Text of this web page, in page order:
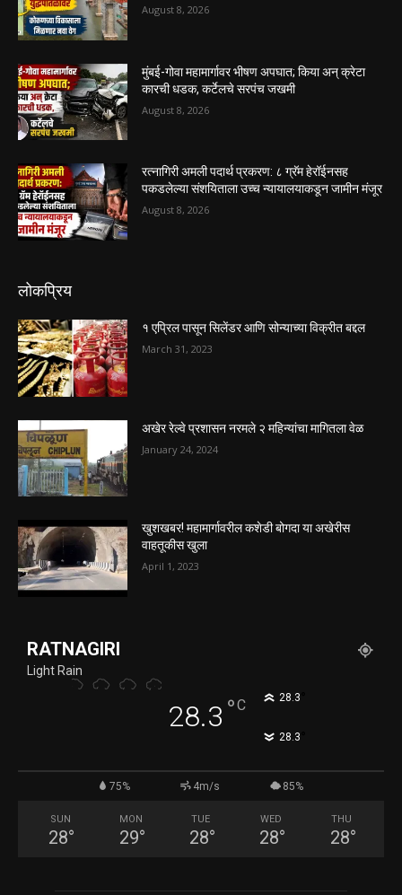
August 8, 2026
मुंबई-गोवा महामार्गावर भीषण अपघात; किया अन् क्रेटा
कारची धडक, कर्टेलचे सरपंच जखमी
August 8, 2026
रत्नागिरी अमली पदार्थ प्रकरण: ८ ग्रॅम हेरॉईनसह
पकडलेल्या संशयिताला उच्च न्यायालयाकडून जामीन मंजूर
August 8, 2026
लोकप्रिय
१ एप्रिल पासून सिलेंडर आणि सोन्याच्या विक्रीत बद्दल
March 31, 2023
अखेर रेल्वे प्रशासन नरमले २ महिन्यांचा मागितला वेळ
January 24, 2024
खुशखबर! महामार्गावरील कशेडी बोगदा या अखेरीस
वाहतूकीस खुला
April 1, 2023
RATNAGIRI
Light Rain
28.3 °C 28.3
28.3
75% 4m/s 85%
SUN
28°
MON
29°
TUE
28°
WED
28°
THU
28°